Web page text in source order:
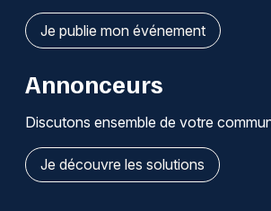
Je publie mon événement
Annonceurs
Discutons ensemble de votre
Je découvre les solutions